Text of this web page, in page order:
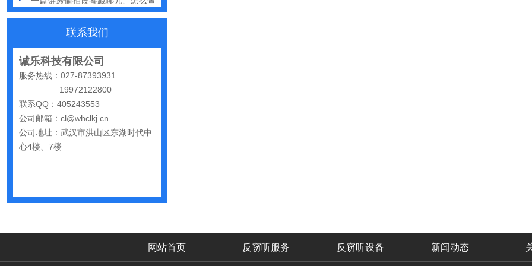
怀疑自己被窃听该怎么办？
反窃听中有哪些常见的误区
出门在外，你还敢随手连WiFi吗
网购“反窃听神器”为何总翻车？
反窃听检测的用处
办公室哪些东西暗藏窃密风险
夏天防偷拍指南：手机、充电宝都能改装
联系我们
诚乐科技有限公司
服务热线：027-87393931
19972122800
联系QQ：405243553
公司邮箱：cl@whclkj.cn
公司地址：武汉市洪山区东湖时代中
心4楼、7楼
网站首页 反窃听服务 反窃听设备 新闻动态